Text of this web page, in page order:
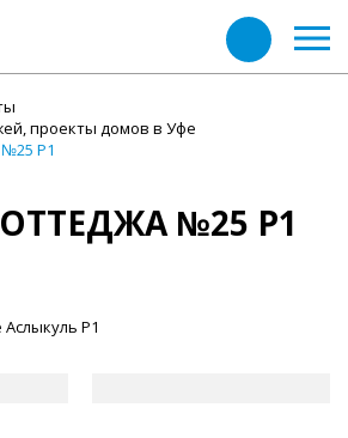
проекты домов в Уфе
Р1
№25 Р1
Р1